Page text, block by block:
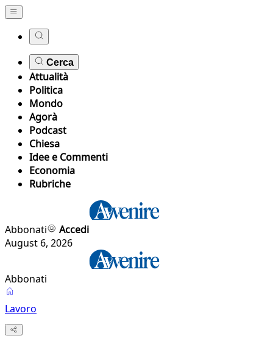
Cerca
Attualità
Politica
Mondo
Agorà
Podcast
Chiesa
Idee e Commenti
Economia
Rubriche
Abbonati
Accedi
August 6, 2026
Abbonati
Lavoro